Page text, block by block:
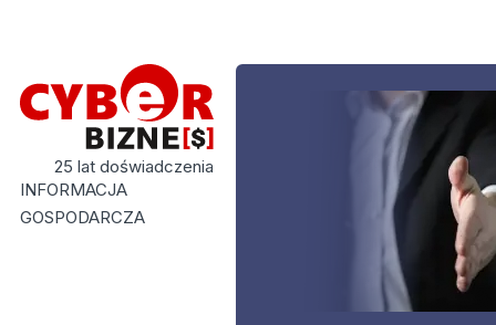
25 lat doświadczenia
INFORMACJA
GOSPODARCZA